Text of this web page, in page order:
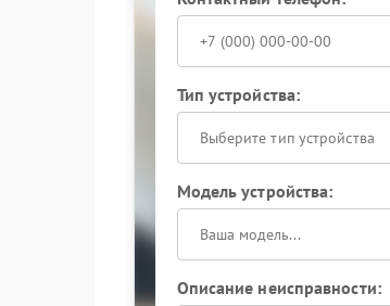
Тип устройства:
Выберите тип устройства
Модель устройства:
Описание неисправности: